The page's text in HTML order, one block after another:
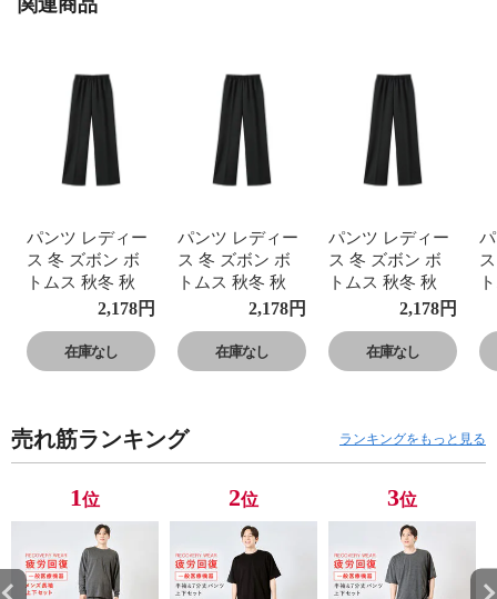
関連商品
パンツ レディー
ス 冬 ズボン ボ
トムス 秋冬 秋
あったか ウエス
トゴム ワイドシ
ルエット 体型カ
バー 股上深め ハ
性用 M L LL 3L
大きいサイズ ゆ
ゃれ かわいい 大
人 ブラック 黒
グレー ウール調
ワイドパンツ
2,178円
在庫なし
パンツ レディー
ス 冬 ズボン ボ
トムス 秋冬 秋
あったか ウエス
トゴム ワイドシ
ルエット 体型カ
バー 股上深め ハ
性用 M L LL 3L
大きいサイズ ゆ
ゃれ かわいい 大
人 ブラック 黒
グレー ウール調
ワイドパンツ
2,178円
在庫なし
パンツ レディー
ス 冬 ズボン ボ
トムス 秋冬 秋
あったか ウエス
トゴム ワイドシ
ルエット 体型カ
バー 股上深め ハ
性用 M L LL 3L
大きいサイズ ゆ
ゃれ かわいい 大
人 ブラック 黒
グレー ウール調
ワイドパンツ
2,178円
在庫なし
売れ筋ランキング ランキングをもっと見る
1位 2位 3位